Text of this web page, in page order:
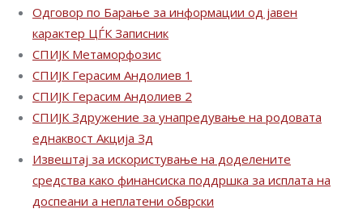
Одговор по Барање за информации од јавен
карактер ЦЃК Записник
СПИЈК Метаморфозис
СПИЈК Герасим Андолиев 1
СПИЈК Герасим Андолиев 2
СПИЈК Здружение за унапредување на родовата
еднаквост Акција Зд
Извештај за искористување на доделените
средства како финансиска поддршка за исплата на
доспеани а неплатени обврски